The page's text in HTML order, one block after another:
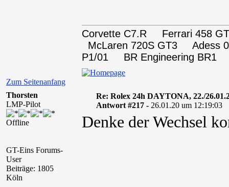
Zum Seitenanfang
Corvette C7.R Ferrari 458
McLaren 720S GT3
P1/01 BR Engineering BR1
Thorsten
LMP-Pilot
Offline
GT-Eins Forums-
User
Beiträge: 1805
Köln
Re: Rolex 24h DAYTONA, 22./
Antwort #217 - 26.01.20 um 12:19:03
Denke der Wechsel